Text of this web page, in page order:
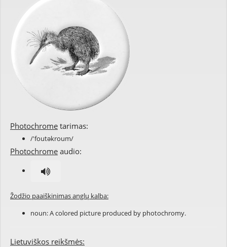
Photochrome tarimas:
/'foutəkroum/
Photochrome audio:
Žodžio paaiškinimas anglų kalba:
noun: A colored picture produced by photochromy.
Lietuviškos reikšmės: